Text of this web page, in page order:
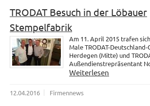
TRODAT Besuch in der Löbauer
Stempelfabrik
Am 11. April 2015 trafen
Male TRODAT-
Herdegen (Mitte) und
Außendienstrepräsentant
Weiterlesen
12.04.2016 Firmennews